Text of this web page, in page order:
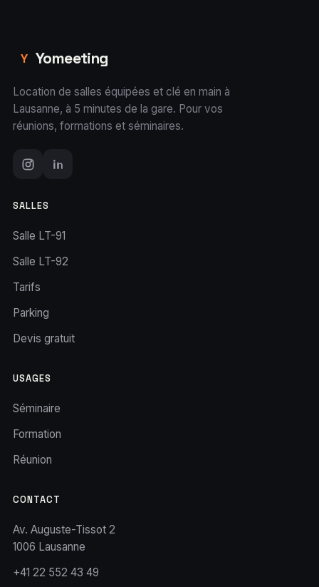
Y Yomeeting
Location de salles équipées et clé en main à
Lausanne, à 5 minutes de la gare. Pour vos
réunions, formations et séminaires.
SALLES
Salle LT-91
Salle LT-92
Tarifs
Parking
Devis gratuit
USAGES
Séminaire
Formation
Réunion
CONTACT
Av. Auguste-Tissot 2
1006 Lausanne
+41 22 552 43 49